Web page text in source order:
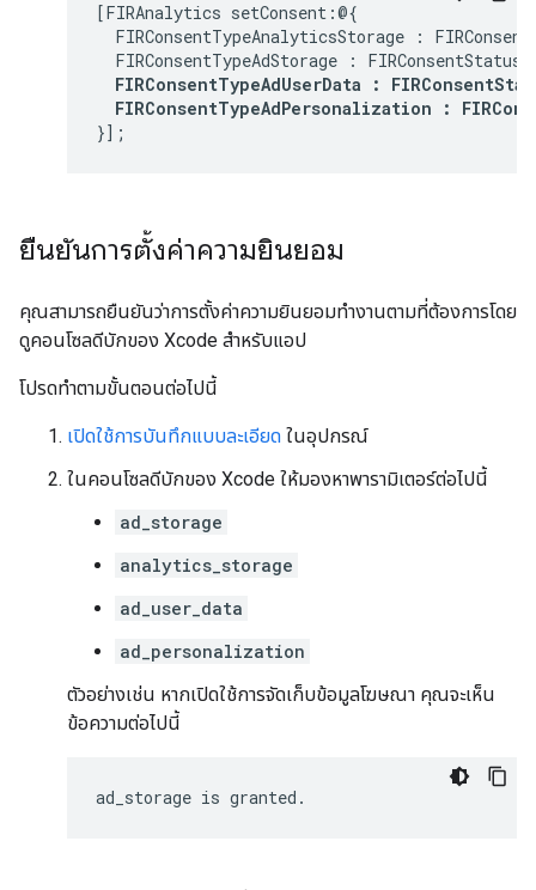
[FIRAnalytics setConsent:@{
FIRConsentTypeAnalyticsStorage :
FIRConsentTypeAdStorage :
FIRConsentTypeAdUserData :
FIRConsentTypeAdPersonalization :
ยืนยันการตั้งค่าความยินยอม
คุณสามารถยืนยันว่าการตั้งค่าความยินยอมทำงานตามที่ต้องการโดย
ดูคอนโซลดีบักของ Xcode สำหรับแอป
โปรดทำตามขั้นตอนต่อไปนี้
เปิดใช้การบันทึกแบบละเอียด ในอุปกรณ์
ในคอนโซลดีบักของ Xcode ให้มองหาพารามิเตอร์ต่อไปนี้
ad_storage
analytics_storage
ad_user_data
ad_personalization
ตัวอย่างเช่น หากเปิดใช้การจัดเก็บข้อมูลโฆษณา คุณจะเห็น
ข้อความต่อไปนี้